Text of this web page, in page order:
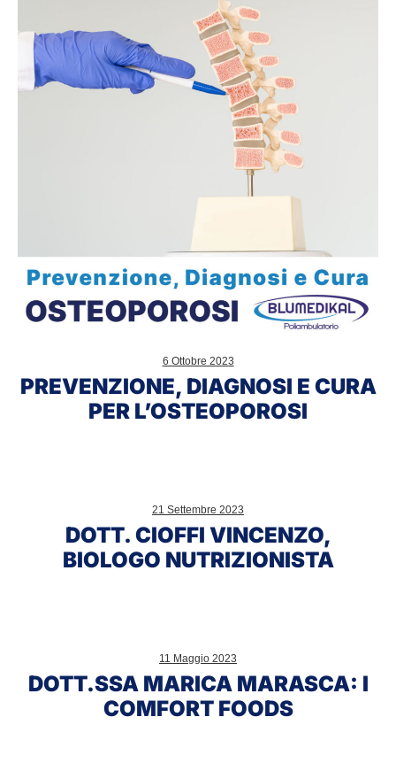
e
cura
per
6 Ottobre 2023
PREVENZIONE, DIAGNOSI E CURA
PER L’OSTEOPOROSI
Vincenzo,
Biologo
Nutrizionista
21 Settembre 2023
DOTT. CIOFFI VINCENZO,
BIOLOGO NUTRIZIONISTA
Marasca:
i
Comfort
11 Maggio 2023
DOTT.SSA MARICA MARASCA: I
COMFORT FOODS